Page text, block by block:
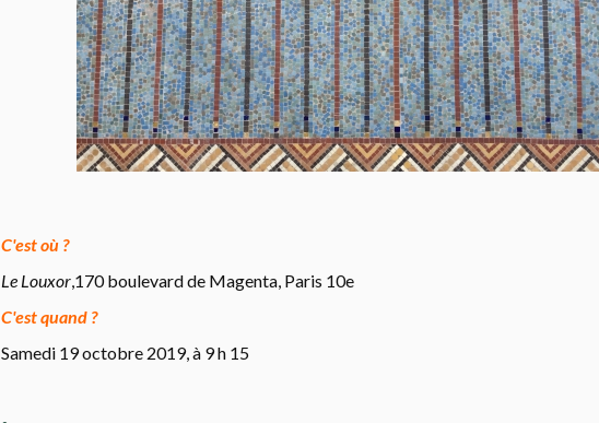
C'est où ?
Le Louxor,170 boulevard de Magenta, Paris 10e
C'est quand ?
Samedi 19 octobre 2019, à 9 h 15